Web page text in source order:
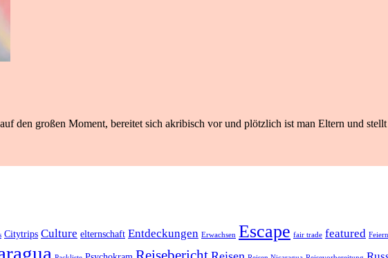
den großen Moment, bereitet sich akribisch vor und plötzlich ist man Eltern und
Citytrips Culture elternschaft Entdeckungen Erwachsen Escape fair trade featured Feiern